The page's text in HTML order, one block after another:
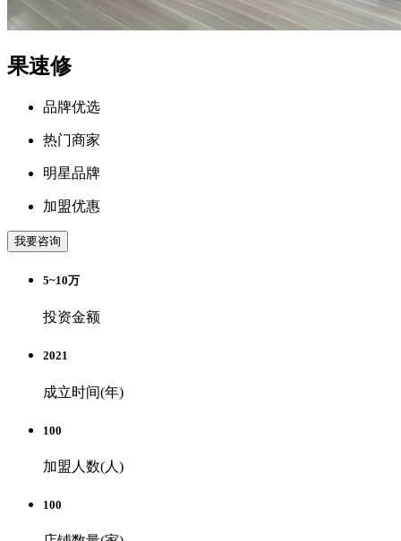
果速修
品牌优选
热门商家
明星品牌
加盟优惠
我要咨询
5~10万
投资金额
2021
成立时间(年)
100
加盟人数(人)
100